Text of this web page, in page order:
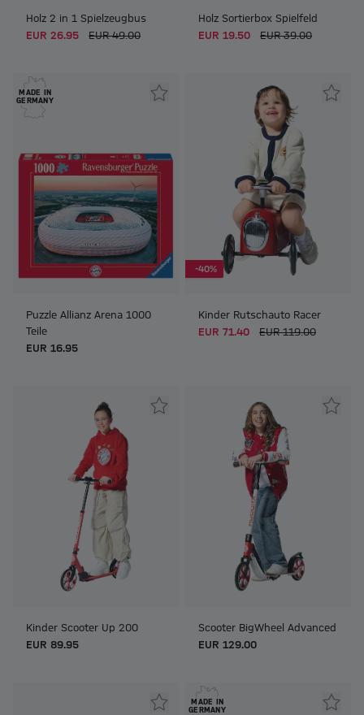
Holz 2 in 1 Spielzeugbus
EUR 26.95
EUR 49.00
Holz Sortierbox Spielfeld
EUR 19.50
EUR 39.00
MADE IN
GERMANY
Puzzle Allianz Arena 1000
Teile
EUR 16.95
-40%
Kinder Rutschauto Racer
EUR 71.40
EUR 119.00
Kinder Scooter Up 200
EUR 89.95
Scooter BigWheel Advanced
EUR 129.00
MADE IN
GERMANY